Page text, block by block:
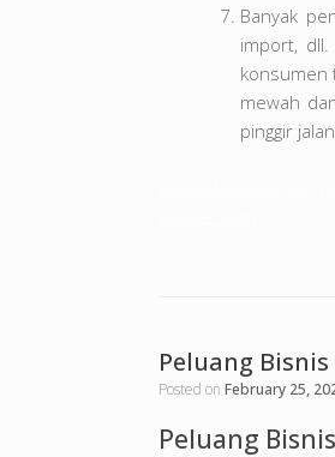
Banyak
import,
konsumen
mewah
pinggir
Peluang
Posted on February 25,
Peluang